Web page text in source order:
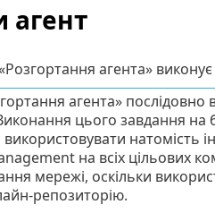
агент
агента»
агента» послідовно
цього завдання на
натомість
на всіх цільових
мережі, оскільки
репозиторію.